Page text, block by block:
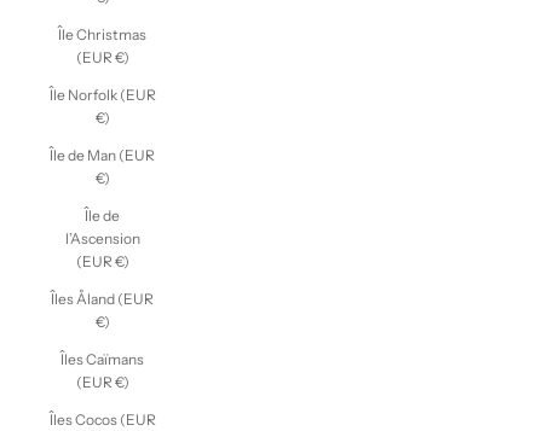
Île Christmas
(EUR €)
Île Norfolk (EUR
€)
Île de Man (EUR
€)
Île de
l’Ascension
(EUR €)
Îles Åland (EUR
€)
Îles Caïmans
(EUR €)
Îles Cocos (EUR